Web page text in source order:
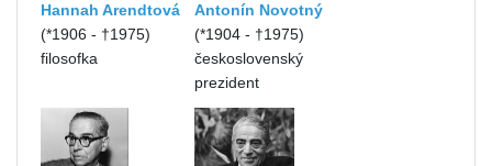
Hannah Arendtová
(*1906 - †1975)
filosofka
Antonín Novotný
(*1904 - †1975)
československý
prezident